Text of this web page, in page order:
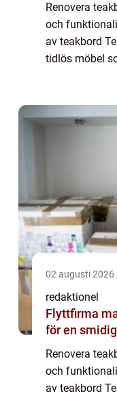
Renovera
och
av teakbord
tidlös möbel
02 augusti 2026
redaktionel
Flyttfirma malmö så väljer
för en
Renovera
och
av teakbord